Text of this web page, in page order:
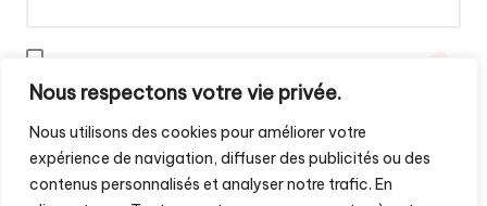
Nous respectons votre vie privée.
Nous utilisons des cookies pour améliorer votre
expérience de navigation, diffuser des publicités ou des
contenus personnalisés et analyser notre trafic. En
pour mon prochain commentaire.